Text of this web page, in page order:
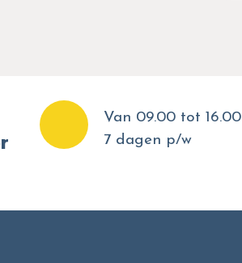
Van 09.00 tot 16.00
7 dagen p/w